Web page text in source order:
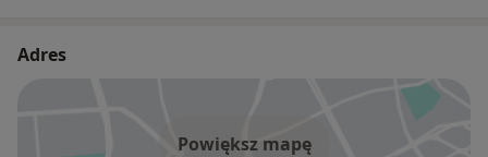
terapeutycznego.
podstawowych skutków traumy, do których zaliczmy
PTSD oraz cPTSD. Ponadto, oferujemy holistyczne
Adres
Powiększ mapę